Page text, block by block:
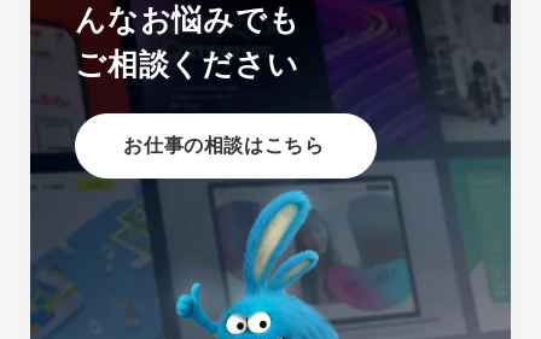
んなお悩みでも
ご相談ください
お仕事の相談はこちら